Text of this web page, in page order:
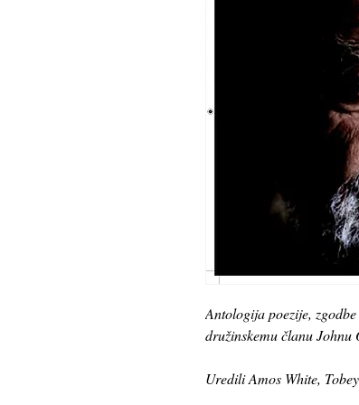
Antologija poezije,
družinskemu članu Johnu
Uredili Amos White,